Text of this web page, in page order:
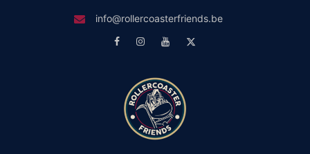
info@rollercoasterfriends.be
FacebookInstagram
Youtube